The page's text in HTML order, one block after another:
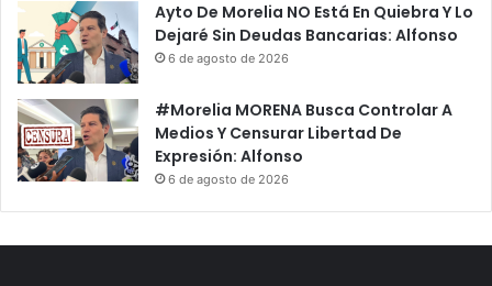
Ayto De Morelia NO Está En Quiebra Y Lo
Dejaré Sin Deudas Bancarias: Alfonso
6 de agosto de 2026
#Morelia MORENA Busca Controlar A
Medios Y Censurar Libertad De
Expresión: Alfonso
6 de agosto de 2026